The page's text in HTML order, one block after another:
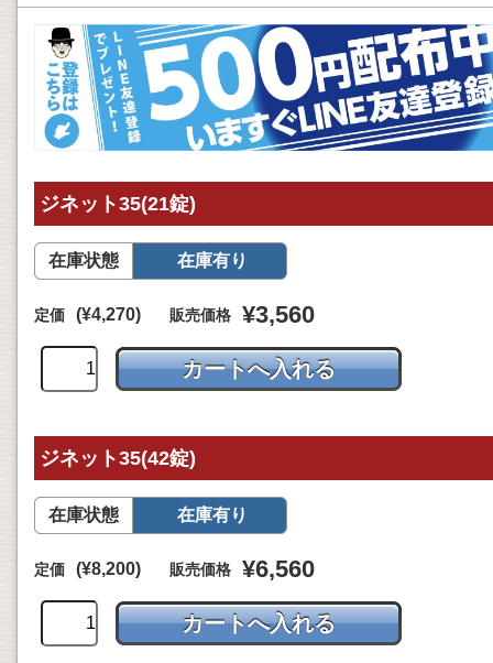
ジネット35(21錠)
在庫状態 在庫有り
定価 (¥4,270) 販売価格 ¥3,560
ジネット35(42錠)
在庫状態 在庫有り
定価 (¥8,200) 販売価格 ¥6,560